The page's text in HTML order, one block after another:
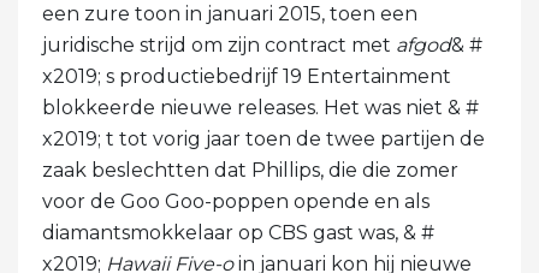
een zure toon in januari 2015, toen een
juridische strijd om zijn contract met afgod& #
x2019; s productiebedrijf 19 Entertainment
blokkeerde nieuwe releases. Het was niet & #
x2019; t tot vorig jaar toen de twee partijen de
zaak beslechtten dat Phillips, die die zomer
voor de Goo Goo-poppen opende en als
diamantsmokkelaar op CBS gast was, & #
x2019; Hawaii Five-oin januari kon hij nieuwe